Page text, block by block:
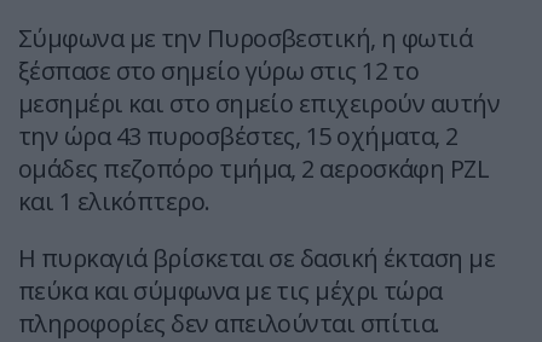
Σύμφωνα με την Πυροσβεστική, η φωτιά
ξέσπασε στο σημείο γύρω στις 12 το
μεσημέρι και στο σημείο επιχειρούν αυτήν
την ώρα 43 πυροσβέστες, 15 οχήματα, 2
ομάδες πεζοπόρο τμήμα, 2 αεροσκάφη PZL
και 1 ελικόπτερο.
Η πυρκαγιά βρίσκεται σε δασική έκταση με
πεύκα και σύμφωνα με τις μέχρι τώρα
πληροφορίες δεν απειλούνται σπίτια.